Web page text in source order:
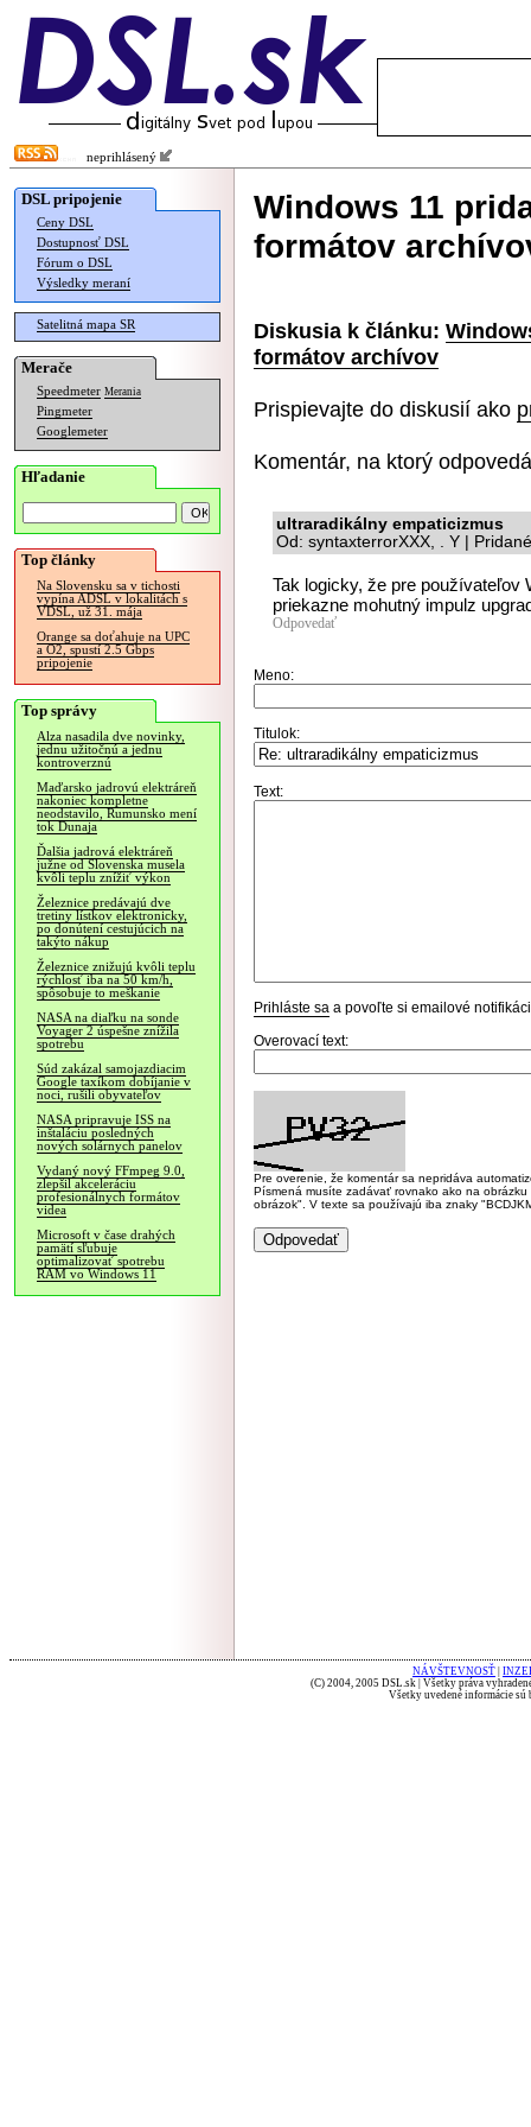
neprihlásený
DSL pripojenie
Ceny DSL
Dostupnosť DSL
Fórum o DSL
Výsledky meraní
Satelitná mapa SR
Merače
Speedmeter Merania
Pingmeter
Googlemeter
Hľadanie
Top články
Na Slovensku sa v tichosti
vypína ADSL v lokalitách s
VDSL, už 31. mája
Orange sa doťahuje na UPC
a O2, spustí 2.5 Gbps
pripojenie
Top správy
Alza nasadila dve novinky,
jednu užitočnú a jednu
kontroverznú
Maďarsko jadrovú elektráreň
nakoniec kompletne
neodstavilo, Rumunsko mení
tok Dunaja
Ďalšia jadrová elektráreň
južne od Slovenska musela
kvôli teplu znížiť výkon
Železnice predávajú dve
tretiny lístkov elektronicky,
po donútení cestujúcich na
takýto nákup
Železnice znižujú kvôli teplu
rýchlosť iba na 50 km/h,
spôsobuje to meškanie
NASA na diaľku na sonde
Voyager 2 úspešne znížila
spotrebu
Súd zakázal samojazdiacim
Google taxíkom dobíjanie v
noci, rušili obyvateľov
NASA pripravuje ISS na
inštaláciu posledných
nových solárnych panelov
Vydaný nový FFmpeg 9.0,
zlepšil akceleráciu
profesionálnych formátov
videa
Microsoft v čase drahých
pamätí sľubuje
optimalizovať spotrebu
RAM vo Windows 11
Windows 11
formátov
Diskusia k článku:
formátov archívov
Prispievajte do diskusií ako
Komentár, na ktorý
ultraradikálny empaticizmus
Od: syntaxterrorXXX, . Y |
Tak logicky, že pre používateľov
priekazne mohutný impulz
Odpovedať
Meno:
Titulok:
Text:
Prihláste sa a povoľte si emailové
Overovací text:
Pre overenie, že komentár sa nepridáva
Písmená musíte zadávať rovnako ako na
obrázok". V texte sa používajú iba znaky
NÁVŠTEVNOSŤ
(C) 2004, 2005 DSL.sk | Všetky práva
Všetky uvedené informácie sú